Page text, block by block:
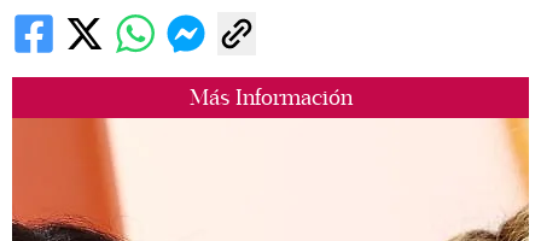
Más Información